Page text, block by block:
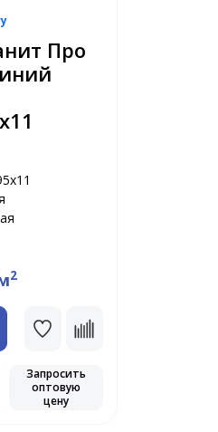
Про
2
Запросить
оптовую
цену